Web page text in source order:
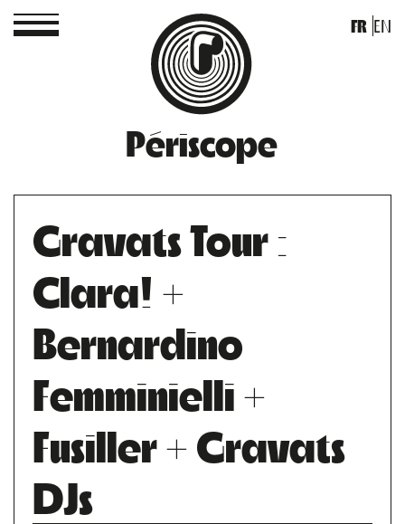
Périscope
FR EN
Gravats Tour :
Clara! +
Bernardino
Femminielli +
Fusiller + Gravats
DJs